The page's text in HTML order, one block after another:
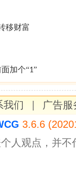
移财富
加个“1”
我们
广告服
3.6.6
人观点，并